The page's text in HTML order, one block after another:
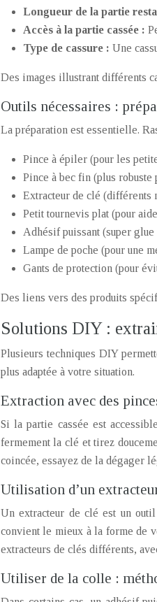
Longueur de la partie
Accès à la partie cassée :
Type de cassure : Une
Des images illustrant différents
Outils nécessaires :
La préparation est essentielle.
Pince à épiler (pour les
Pince à bec fin (plus
Extracteur de clé (différents
Petit tournevis plat (pour
Adhésif puissant (super
Lampe de poche (pour une
Gants de protection (pour
Des liens vers des produits
Solutions DIY :
Plusieurs techniques DIY
plus adaptée à votre situation.
Extraction avec des
Si la partie cassée est
fermement la clé et tirez
coincée, essayez de la dégager
Utilisation d’un
Un extracteur de clé est un
convient le mieux à la forme de
extracteurs de clés différents,
Utiliser de la colle :